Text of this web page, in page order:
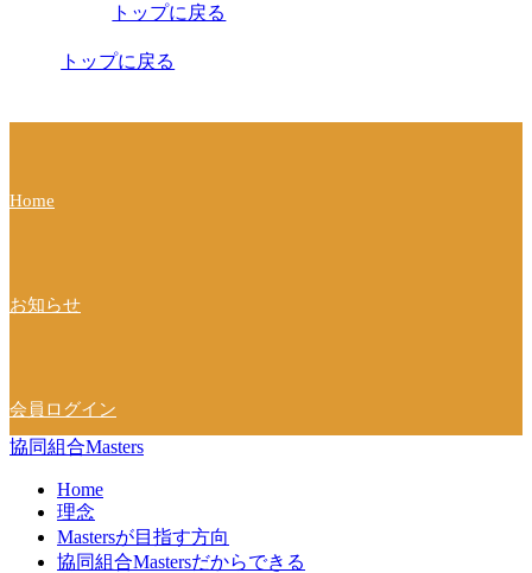
ョ
トップに戻る
トップに戻る
Home
お知らせ
会員ログイン
協同組合Masters
Home
理念
Mastersが目指す方向
協同組合Mastersだからできる